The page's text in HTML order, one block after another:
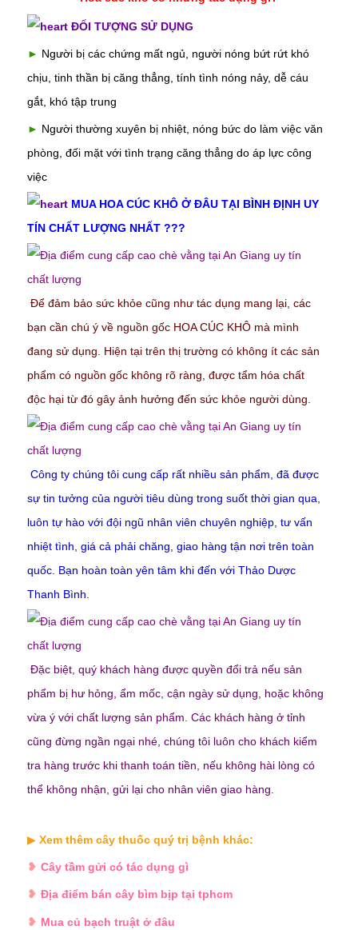
ĐỐI TƯỢNG SỬ DỤNG
► Người bị các chứng mất ngủ, người nóng bứt rứt khó
chịu, tinh thần bị căng thẳng, tính tình nóng nảy, dễ cáu
gắt, khó tập trung
► Người thường xuyên bị nhiệt, nóng bức do làm việc văn
phòng, đối mặt với tình trạng căng thẳng do áp lực công
việc
MUA HOA CÚC KHÔ Ở ĐÂU TẠI BÌNH ĐỊNH UY
TÍN CHẤT LƯỢNG NHẤT ???
Để đảm bảo sức khỏe cũng như tác dụng mang lại, các
bạn cần chú ý về nguồn gốc HOA CÚC KHÔ mà mình
đang sử dụng. Hiện tại trên thị trường có không ít các sản
phẩm có nguồn gốc không rõ ràng, được tẩm hóa chất
độc hại từ đó gây ảnh hưởng đến sức khỏe người dùng.
Công ty chúng tôi cung cấp rất nhiều sản phẩm, đã được
sự tin tưởng của người tiêu dùng trong suốt thời gian qua,
luôn tự hào với đội ngũ nhân viên chuyên nghiệp, tư vấn
nhiệt tình, giá cả phải chăng, giao hàng tận nơi trên toàn
quốc. Bạn hoàn toàn yên tâm khi đến với Thảo Dược
Thanh Bình.
Đặc biệt, quý khách hàng được quyền đổi trả nếu sản
phẩm bị hư hỏng, ẩm mốc, cận ngày sử dụng, hoặc không
vừa ý với chất lượng sản phẩm. Các khách hàng ở tỉnh
cũng đừng ngần ngại nhé, chúng tôi luôn cho khách kiểm
tra hàng trước khi thanh toán tiền, nếu không hài lòng có
thể không nhận, gửi lại cho nhân viên giao hàng.
▶ Xem thêm cây thuốc quý trị bệnh khác:
❥ Cây tầm gửi có tác dụng gì
❥ Địa điểm bán cây bìm bịp tại tphcm
❥ Mua củ bạch truật ở đâu